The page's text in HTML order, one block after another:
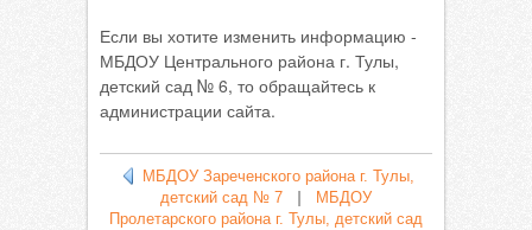
Если вы хотите изменить информацию -
МБДОУ Центрального района г. Тулы,
детский сад № 6, то обращайтесь к
администрации сайта.
МБДОУ Зареченского района г. Тулы,
детский сад № 7
МБДОУ
Пролетарского района г. Тулы, детский сад